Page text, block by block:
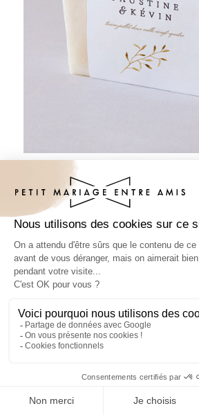
Habillage savon mariage